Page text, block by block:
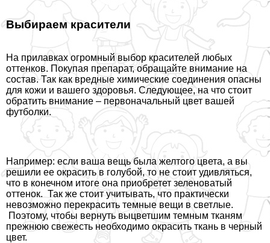
Выбираем красители
На прилавках огромный выбор красителей любых
оттенков. Покупая препарат, обращайте внимание на
состав. Так как вредные химические соединения опасны
для кожи и вашего здоровья. Следующее, на что стоит
обратить внимание – первоначальный цвет вашей
футболки.
Например: если ваша вещь была желтого цвета, а вы
решили ее окрасить в гoлyбой, то не стоит удивляться,
что в конечном итоге она приобретет зеленоватый
оттенок. Так же стоит учитывать, что пpaктически
невозможно перекрасить темные вещи в светлые.
Поэтому, чтобы вернуть выцветшим темным тканям
прежнюю свежесть необходимо окрасить ткань в черный
цвет.